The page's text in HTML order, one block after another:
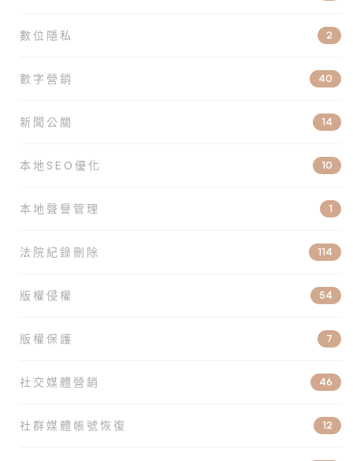
數位隱私 2
數字營銷 40
新聞公關 14
本地SEO優化 10
本地聲譽管理 1
法院紀錄刪除 114
版權侵權 54
版權保護 7
社交媒體營銷 46
社群媒體帳號恢復 12